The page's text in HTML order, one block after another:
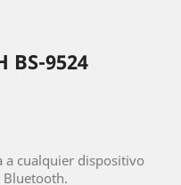
BS-9524
a cualquier dispositivo